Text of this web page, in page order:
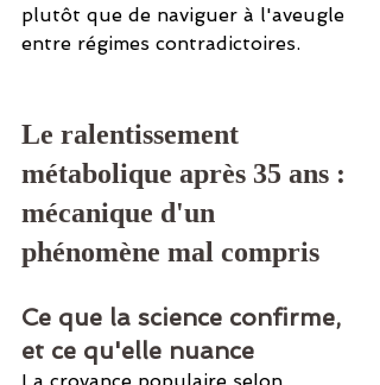
plutôt que de naviguer à l'aveugle
entre régimes contradictoires.
Le ralentissement
métabolique après 35 ans :
mécanique d'un
phénomène mal compris
Ce que la science confirme,
et ce qu'elle nuance